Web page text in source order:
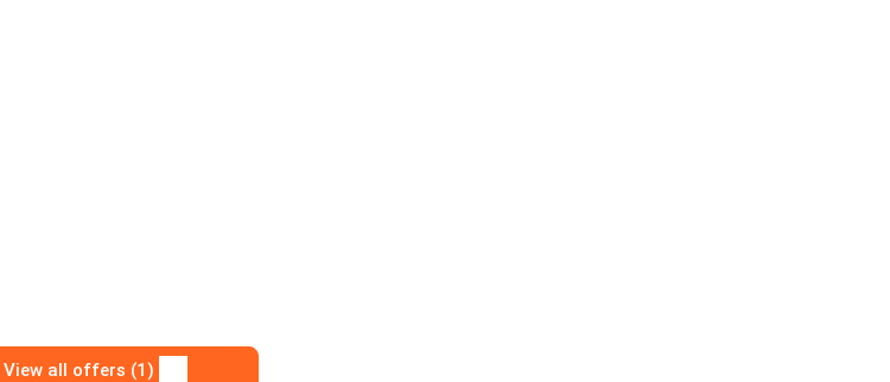
View all offers (1)